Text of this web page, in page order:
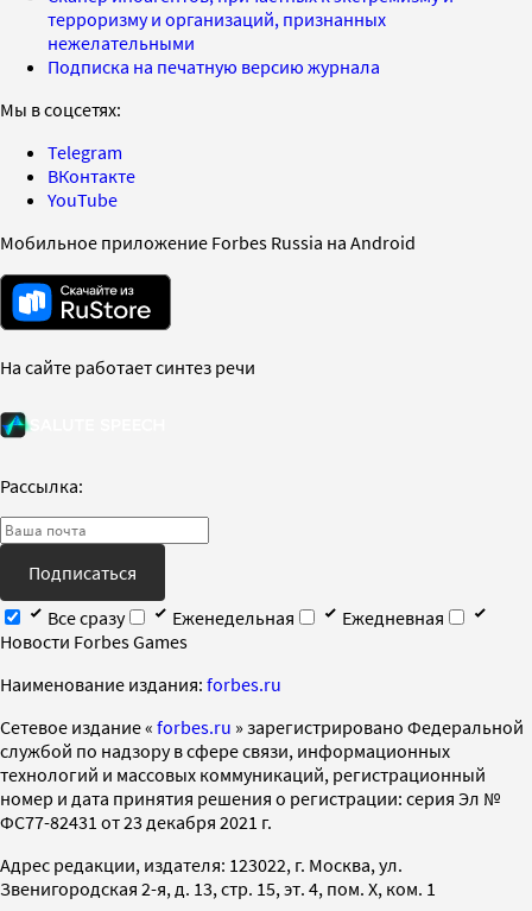
терроризму и организаций, признанных
нежелательными
Подписка на печатную версию журнала
Мы в соцсетях:
Telegram
ВКонтакте
YouTube
Мобильное приложение Forbes Russia на Android
На сайте работает синтез речи
Рассылка:
Подписаться
Все сразу
Еженедельная
Ежедневная
Новости Forbes Games
Наименование издания: forbes.ru
Cетевое издание « forbes.ru » зарегистрировано Федеральной
службой по надзору в сфере связи, информационных
технологий и массовых коммуникаций, регистрационный
номер и дата принятия решения о регистрации: серия Эл №
ФС77-82431 от 23 декабря 2021 г.
Адрес редакции, издателя: 123022, г. Москва, ул.
Звенигородская 2-я, д. 13, стр. 15, эт. 4, пом. X, ком. 1